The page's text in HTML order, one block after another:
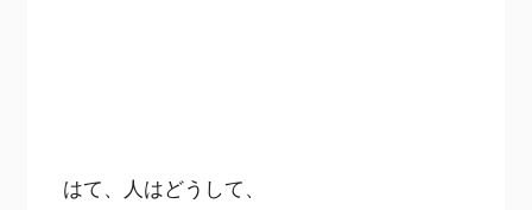
はて、人はどうして、